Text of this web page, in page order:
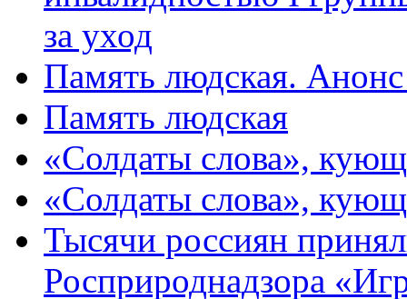
за уход
Память людская.
Память людская
«Солдаты слова»,
«Солдаты слова»,
Тысячи россиян
Росприроднадзора